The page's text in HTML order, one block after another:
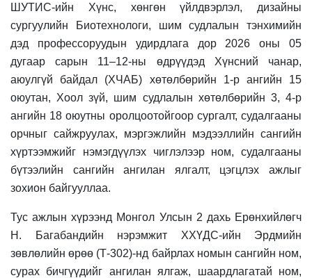
ШУТИС-ийн Хүнс, хөнгөн үйлдвэрлэл, дизайны
сургуулийн Биотехнологи, шим судлалын тэнхимийн
дэд профессоруудын удирдлага дор 2026 оны 05
дугаар сарын 11–12-ны өдрүүдэд Хүнсний чанар,
аюулгүй байдал (ХЧАБ) хөтөлбөрийн 1-р ангийн 15
оюутан, Хоол зүй, шим судлалын хөтөлбөрийн 3, 4-р
ангийн 18 оюутны оролцоотойгоор сургалт, судалгааны
орчныг сайжруулах, мэргэжлийн мэдээллийн сангийн
хүртээмжийг нэмэгдүүлэх чиглэлээр ном, судалгааны
бүтээлийн сангийн ангилан ялгалт, цэгцлэх ажлыг
зохион байгууллаа.
Тус ажлын хүрээнд Монгол Улсын 2 дахь Ерөнхийлөгч
Н. Багабандийн нэрэмжит ХХҮДС-ийн Эрдмийн
зөвлөлийн өрөө (Т-302)-нд байрлах номын сангийн ном,
сурах бичгүүдийг ангилан ялгаж, шаардлагатай ном,